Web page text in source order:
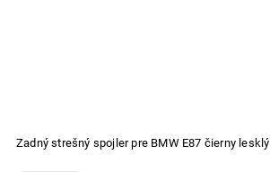
Zadný strešný spojler pre BMW E87 čierny lesklý